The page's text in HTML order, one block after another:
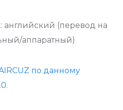
(перевод на
аппаратный)
по данному